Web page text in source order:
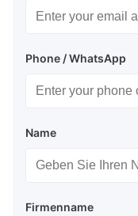
Phone / WhatsApp
Name
Firmenname